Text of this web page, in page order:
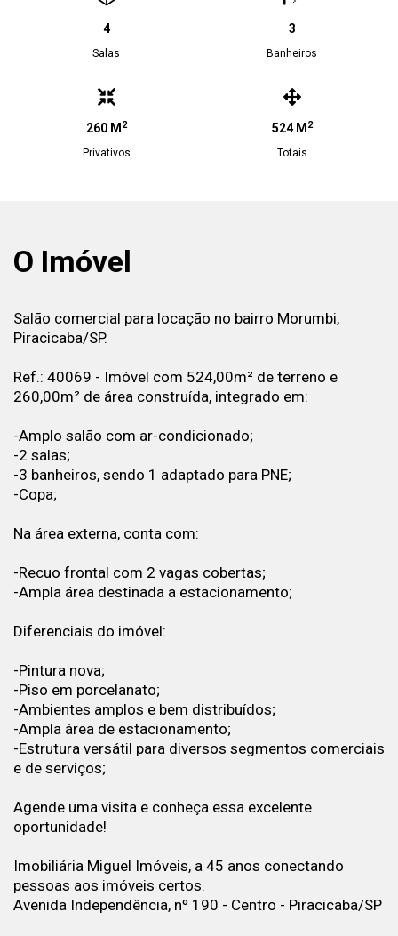
4
Salas
3
Banheiros
260 M 2
Privativos
524 M 2
Totais
O Imóvel
Salão comercial para locação no bairro Morumbi,
Piracicaba/SP.
Ref.: 40069 - Imóvel com 524,00m² de terreno e
260,00m² de área construída, integrado em:
-Amplo salão com ar-condicionado;
-2 salas;
-3 banheiros, sendo 1 adaptado para PNE;
-Copa;
Na área externa, conta com:
-Recuo frontal com 2 vagas cobertas;
-Ampla área destinada a estacionamento;
Diferenciais do imóvel:
-Pintura nova;
-Piso em porcelanato;
-Ambientes amplos e bem distribuídos;
-Ampla área de estacionamento;
-Estrutura versátil para diversos segmentos comerciais
e de serviços;
Agende uma visita e conheça essa excelente
oportunidade!
Imobiliária Miguel Imóveis, a 45 anos conectando
pessoas aos imóveis certos.
Avenida Independência, nº 190 - Centro - Piracicaba/SP